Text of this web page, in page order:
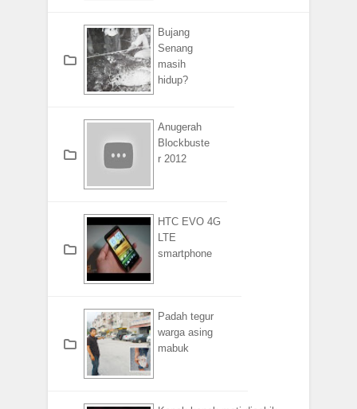
Bujang
Senang
masih
hidup?
Anugerah
Blockbuste
r 2012
HTC EVO 4G
LTE
smartphone
Padah tegur
warga asing
mabuk